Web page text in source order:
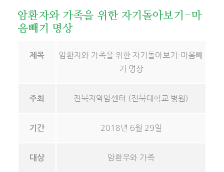
암환자와 가족을 위한 자기돌아보기-마
음빼기 명상
제목
암환자와 가족을 위한 자기돌아보기-마음빼
기 명상
주최 전북지역암센터 (전북대학교 병원)
기간 2018년 6월 29일
대상 암환우와 가족